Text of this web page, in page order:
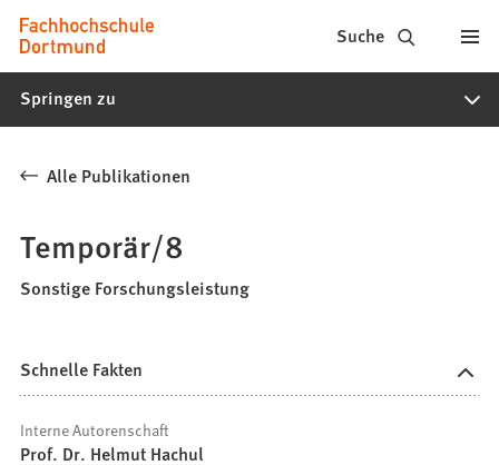
Inhalt anspringen
Fachhochschule
Dortmund
-
Studiengänge,
Bewerbung
Suche
Springen zu
Alle Publikationen
Temporär/8
Sonstige Forschungsleistung
Schnelle Fakten
Interne Autorenschaft
Prof. Dr. Helmut Hachul